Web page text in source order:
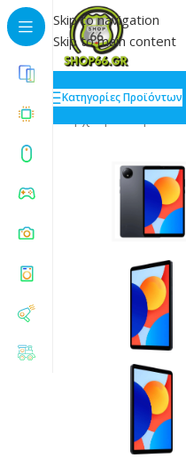
Skip to navigation
Skip to main content
Κατηγορίες Προϊόντων